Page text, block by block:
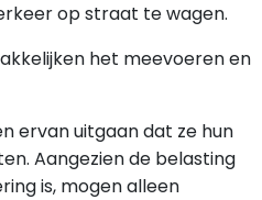
op straat te wagen.
het meevoeren en
ervan uitgaan dat ze hun
Aangezien de belasting
is, mogen alleen